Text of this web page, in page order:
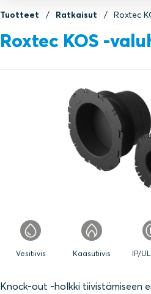
Tuotteet Ratkaisut Roxtec
Roxtec KOS
Knock-out -holkki tiivistämiseen
Vesitiivis Kaasutiivis IP/